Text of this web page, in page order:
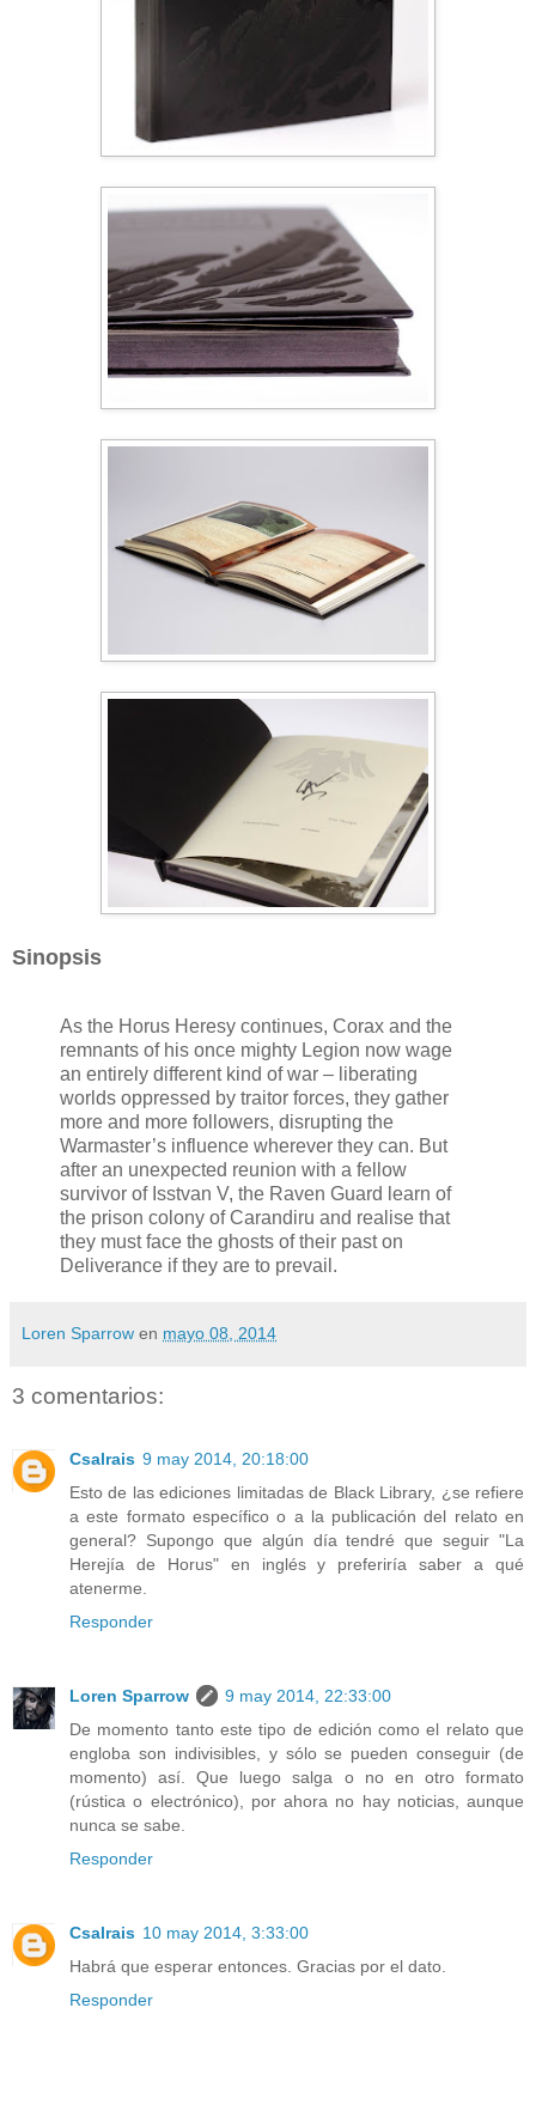
Sinopsis
As the Horus Heresy continues, Corax and the
remnants of his once mighty Legion now wage
an entirely different kind of war – liberating
worlds oppressed by traitor forces, they gather
more and more followers, disrupting the
Warmaster’s influence wherever they can. But
after an unexpected reunion with a fellow
survivor of Isstvan V, the Raven Guard learn of
the prison colony of Carandiru and realise that
they must face the ghosts of their past on
Deliverance if they are to prevail.
Loren Sparrow en mayo 08, 2014
3 comentarios:
Csalrais 9 may 2014, 20:18:00
Esto de las ediciones limitadas de Black Library, ¿se refiere
a este formato específico o a la publicación del relato en
general? Supongo que algún día tendré que seguir "La
Herejía de Horus" en inglés y preferiría saber a qué
atenerme.
Responder
Loren Sparrow
9 may 2014, 22:33:00
De momento tanto este tipo de edición como el relato que
engloba son indivisibles, y sólo se pueden conseguir (de
momento) así. Que luego salga o no en otro formato
(rústica o electrónico), por ahora no hay noticias, aunque
nunca se sabe.
Responder
Csalrais 10 may 2014, 3:33:00
Habrá que esperar entonces. Gracias por el dato.
Responder